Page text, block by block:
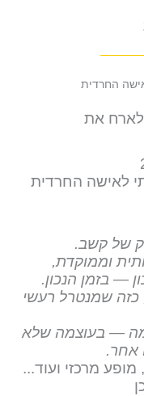
החרדית
לארח את
של קשב.
וממוקדת,
— בזמן הנכון.
כזה שמנטרל רעשי
— בעוצמה שלא
אחר.
מרכזי ועוד...